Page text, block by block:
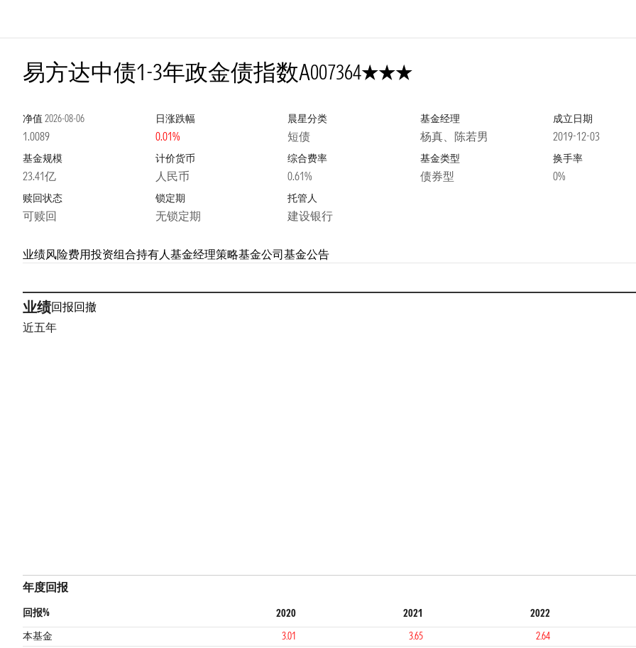
易方达中债1-3年政金债指数A007364
净值 2026-08-06
1.0089
日涨跌幅
0.01%
晨星分类
短债
基金经理
杨真、陈若男
成立日期
2019-12-03
基金规模
23.41亿
计价货币
人民币
综合费率
0.61%
基金类型
债券型
换手率
0%
赎回状态
可赎回
锁定期
无锁定期
托管人
建设银行
业绩风险费用投资组合持有人基金经理策略基金公司基金公告
业绩回报回撤
近五年
年度回报
回报% 2020 2021 2022
本基金
3.01 3.65 2.64